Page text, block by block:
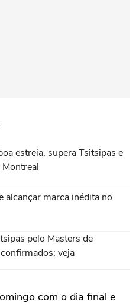
estreia, supera Tsitsipas e
Montreal
alcançar marca inédita no
pelo Masters de
veja
com o dia final e